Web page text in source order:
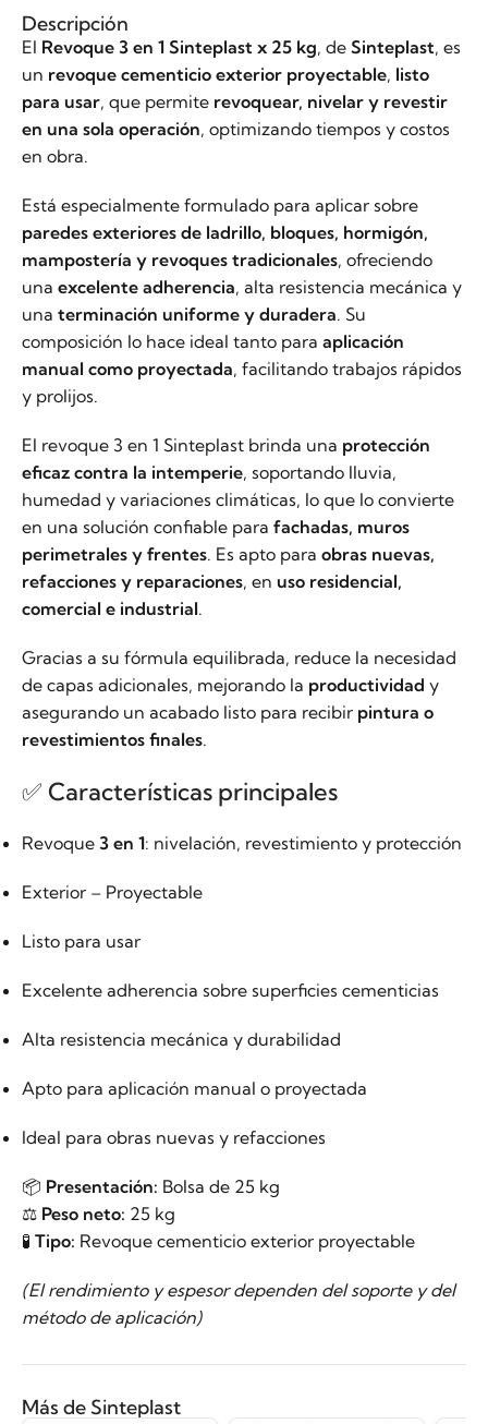
Descripción
El Revoque 3 en 1 Sinteplast x 25 kg, de Sinteplast, es
un revoque cementicio exterior proyectable, listo
para usar, que permite revoquear, nivelar y revestir
en una sola operación, optimizando tiempos y costos
en obra.
Está especialmente formulado para aplicar sobre
paredes exteriores de ladrillo, bloques, hormigón,
mampostería y revoques tradicionales, ofreciendo
una excelente adherencia, alta resistencia mecánica y
una terminación uniforme y duradera. Su
composición lo hace ideal tanto para aplicación
manual como proyectada, facilitando trabajos rápidos
y prolijos.
El revoque 3 en 1 Sinteplast brinda una protección
eficaz contra la intemperie, soportando lluvia,
humedad y variaciones climáticas, lo que lo convierte
en una solución confiable para fachadas, muros
perimetrales y frentes. Es apto para obras nuevas,
refacciones y reparaciones, en uso residencial,
comercial e industrial.
Gracias a su fórmula equilibrada, reduce la necesidad
de capas adicionales, mejorando la productividad y
asegurando un acabado listo para recibir pintura o
revestimientos finales.
✅ Características principales
Revoque 3 en 1: nivelación, revestimiento y protección
Exterior – Proyectable
Listo para usar
Excelente adherencia sobre superficies cementicias
Alta resistencia mecánica y durabilidad
Apto para aplicación manual o proyectada
Ideal para obras nuevas y refacciones
📦 Presentación: Bolsa de 25 kg
⚖️ Peso neto: 25 kg
🧪 Tipo: Revoque cementicio exterior proyectable
(El rendimiento y espesor dependen del soporte y del
método de aplicación)
Más de Sinteplast